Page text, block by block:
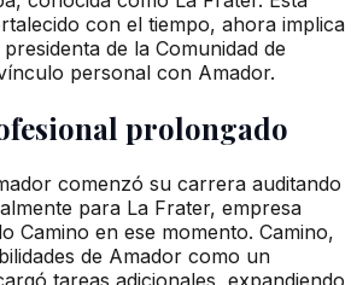
con el tiempo, ahora implica
de la Comunidad de
personal con Amador.
prolongado
comenzó su carrera auditando
para La Frater, empresa
Camino en ese momento. Camino,
de Amador como un
tareas adicionales, expandiendo